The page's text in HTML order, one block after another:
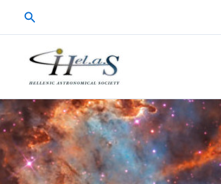
Μετάβαση
περιεχόμενο
Αναζήτηση